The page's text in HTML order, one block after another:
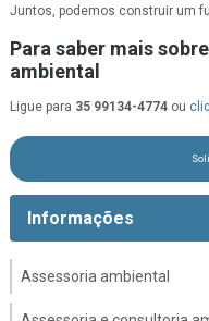
Juntos, podemos construir um
Para saber mais
ambiental
Ligue para 35 99134-4774 ou
Informações
Assessoria ambiental